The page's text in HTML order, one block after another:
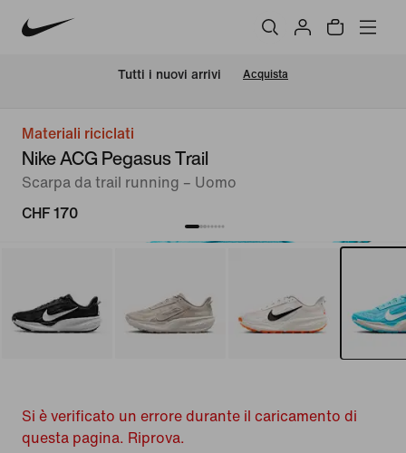
Tutti i nuovi arrivi Acquista
Materiali riciclati
Nike ACG Pegasus Trail
Scarpa da trail running – Uomo
CHF 170
Si è verificato un errore durante il caricamento di
questa pagina. Riprova.